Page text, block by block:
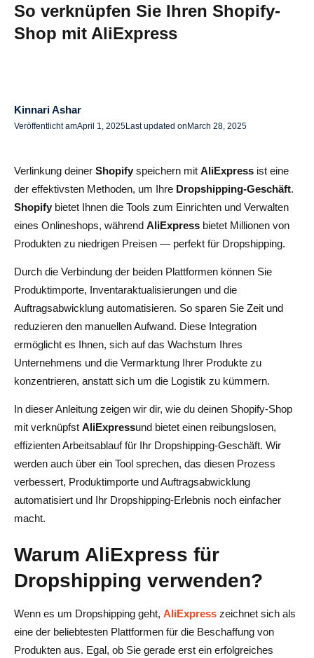
So importieren Sie Produkte von AliExpress nach
Shopify
4. Fertigstellung der Produktangebote
Verwaltung von Inventar und Preisen mit AliExpress und
Shopify
1. Verwaltung des Inventars mit AliExpress und Shopify
2. Dynamische Preisgestaltung für Ihren Shopify-Shop
einrichten
3. Wir bieten Rabatte und Sonderangebote an
4. Überwachung Ihrer Gewinnmargen
Fazit
Häufig gestellte Fragen zur Verknüpfung Ihres Shopify-
Shops mit AliExpress
Wie verbinde ich meinen Shopify-Shop mit AliExpress?
Kann ich Alidrop verwenden, um Produktimporte von
AliExpress nach Shopify zu automatisieren?
Ist Alidrop mit Shopify-Shops in allen Ländern
kompatibel?
Wie automatisiert Alidrop die Auftragserfüllung?
So verknüpfen Sie Ihren Shopify-
Shop mit AliExpress
Kinnari Ashar
Veröffentlicht amApril 1, 2025Last updated on March 28, 2025
Verlinkung deiner Shopify speichern mit AliExpress ist eine
der effektivsten Methoden, um Ihre Dropshipping-Geschäft.
Shopify bietet Ihnen die Tools zum Einrichten und Verwalten
eines Onlineshops, während AliExpress bietet Millionen von
Produkten zu niedrigen Preisen — perfekt für Dropshipping.
Durch die Verbindung der beiden Plattformen können Sie
Produktimporte, Inventaraktualisierungen und die
Auftragsabwicklung automatisieren. So sparen Sie Zeit und
reduzieren den manuellen Aufwand. Diese Integration
ermöglicht es Ihnen, sich auf das Wachstum Ihres
Unternehmens und die Vermarktung Ihrer Produkte zu
konzentrieren, anstatt sich um die Logistik zu kümmern.
In dieser Anleitung zeigen wir dir, wie du deinen Shopify-Shop
mit verknüpfst AliExpressund bietet einen reibungslosen,
effizienten Arbeitsablauf für Ihr Dropshipping-Geschäft. Wir
werden auch über ein Tool sprechen, das diesen Prozess
verbessert, Produktimporte und Auftragsabwicklung
automatisiert und Ihr Dropshipping-Erlebnis noch einfacher
macht.
Warum AliExpress für
Dropshipping verwenden?
Wenn es um Dropshipping geht, AliExpress zeichnet sich als
eine der beliebtesten Plattformen für die Beschaffung von
Produkten aus. Egal, ob Sie gerade erst ein erfolgreiches